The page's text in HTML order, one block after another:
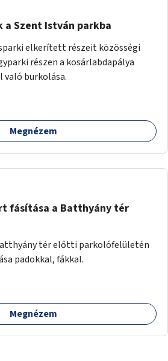
a Szent István parkba
elkerített részeit közösségi
részen a kosárlabdapálya
burkolása.
Megnézem
fásítása a Batthyány tér
tér előtti parkolófelületén
padokkal, fákkal.
Megnézem